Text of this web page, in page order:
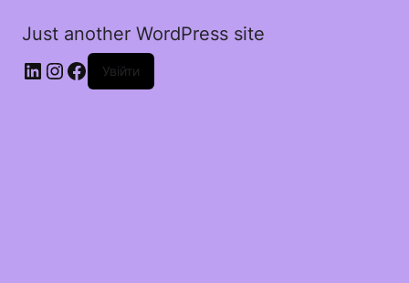
Just another WordPress site
Увійти